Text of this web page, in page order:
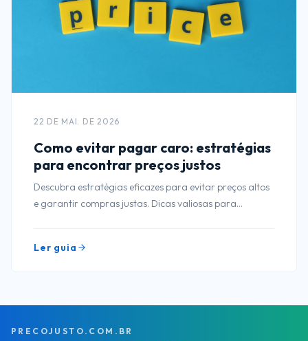
22 DE MAI. DE 2026
Como evitar pagar caro: estratégias
para encontrar preços justos
Descubra estratégias eficazes para evitar preços altos
e garantir compras justas. Dicas valiosas para
Ler guia
PRECOJUSTO.COM.BR